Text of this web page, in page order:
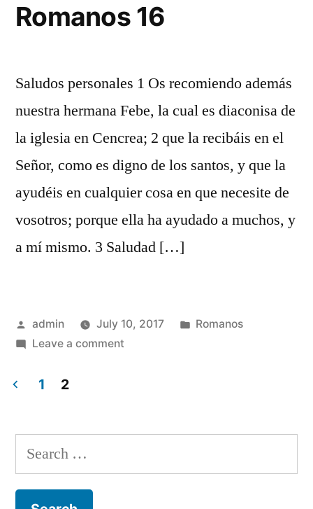
Romanos 16
Saludos personales 1 Os recomiendo además
nuestra hermana Febe, la cual es diaconisa de
la iglesia en Cencrea; 2 que la recibáis en el
Señor, como es digno de los santos, y que la
ayudéis en cualquier cosa en que necesite de
vosotros; porque ella ha ayudado a muchos, y
a mí mismo. 3 Saludad […]
Posted
by
admin July 10, 2017
Posted
Romanos
Leave a commenton
navigation
1 2
Search
for: